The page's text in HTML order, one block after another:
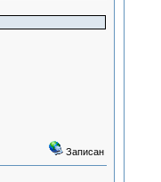
Записан